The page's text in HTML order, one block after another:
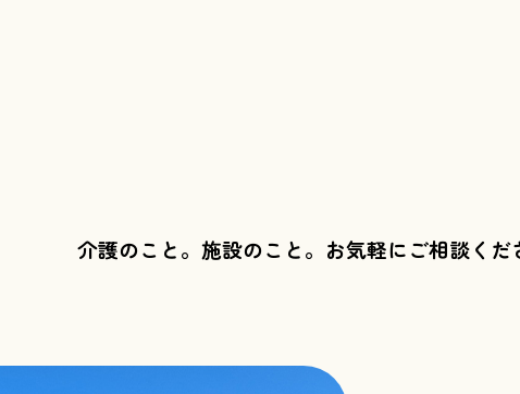
介護のこと。施設のこと。 お気軽にご相談くだ